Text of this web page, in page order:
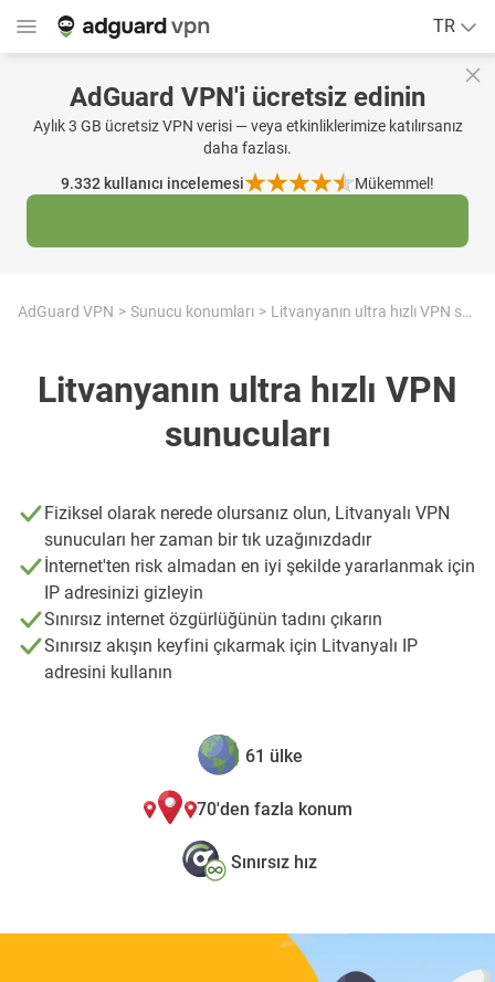
TR
AdGuard VPN'i ücretsiz edinin
Aylık 3 GB ücretsiz VPN verisi — veya etkinliklerimize katılırsanız
daha fazlası.
9.332 kullanıcı incelemesi Mükemmel!
AdGuard VPN Sunucu konumları Litvanyanın ultra hızlı VPN sunucuları
Litvanyanın ultra hızlı VPN
sunucuları
Fiziksel olarak nerede olursanız olun, Litvanyalı VPN
sunucuları her zaman bir tık uzağınızdadır
İnternet'ten risk almadan en iyi şekilde yararlanmak için
IP adresinizi gizleyin
Sınırsız internet özgürlüğünün tadını çıkarın
Sınırsız akışın keyfini çıkarmak için Litvanyalı IP
adresini kullanın
61 ülke
70'den fazla konum
Sınırsız hız